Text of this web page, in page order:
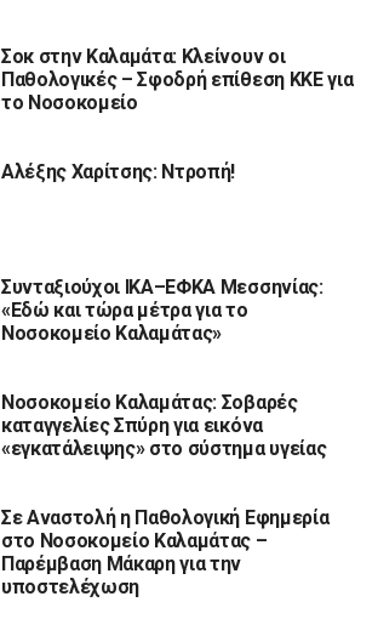
Σοκ στην Καλαμάτα: Κλείνουν οι
Παθολογικές – Σφοδρή επίθεση ΚΚΕ για
το Νοσοκομείο
Αλέξης Χαρίτσης: Ντροπή!
Συνταξιούχοι ΙΚΑ–ΕΦΚΑ Μεσσηνίας:
«Εδώ και τώρα μέτρα για το
Νοσοκομείο Καλαμάτας»
Νοσοκομείο Καλαμάτας: Σοβαρές
καταγγελίες Σπύρη για εικόνα
«εγκατάλειψης» στο σύστημα υγείας
Σε Αναστολή η Παθολογική Εφημερία
στο Νοσοκομείο Καλαμάτας –
Παρέμβαση Μάκαρη για την
υποστελέχωση